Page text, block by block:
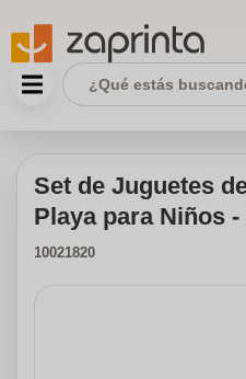
Set de Juguetes
Playa para Niños
10021820